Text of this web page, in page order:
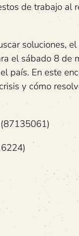
de trabajo al
soluciones,
el sábado 8 de
país. En este
y cómo